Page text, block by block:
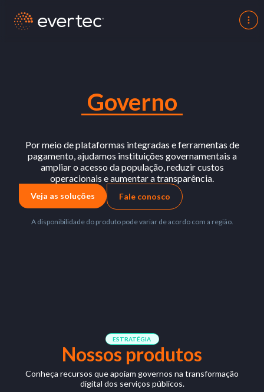
Governo
Por meio de plataformas integradas e ferramentas de
pagamento, ajudamos instituições governamentais a
ampliar o acesso da população, reduzir custos
operacionais e aumentar a transparência.
Veja as soluções Fale conosco
A disponibilidade do produto pode variar de acordo com a região.
ESTRATÉGIA
Nossos produtos
Conheça recursos que apoiam governos na transformação
digital dos serviços públicos.